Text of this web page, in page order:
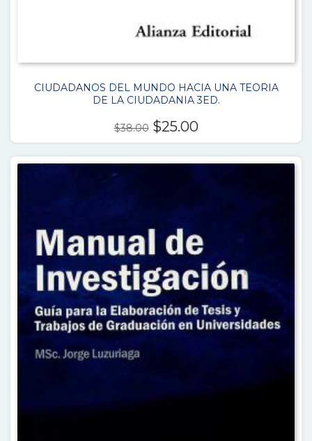
CIUDADANOS DEL MUNDO HACIA UNA TEORIA
DE LA CIUDADANIA 3ED.
$38.00 El
precio
original
$25.00El
precio
actual